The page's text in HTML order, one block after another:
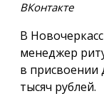
ВКонтакте
В
менеджер
в присвоении
тысяч рублей.